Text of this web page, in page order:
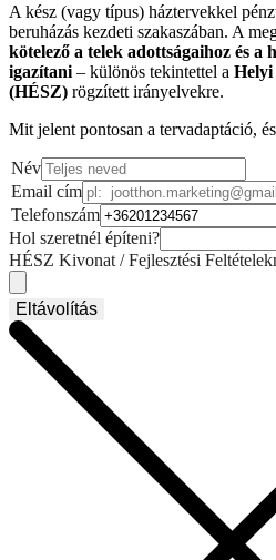
A kész (vagy típus) háztervekkel
beruházás kezdeti szakaszában. A
kötelező a telek adottságaihoz és a
igazítani – különös tekintettel a Helyi
(HÉSZ) rögzített irányelvekre.
Mit jelent pontosan a tervadaptáció,
Név
Email cím
Telefonszám
Hol szeretnél építeni?
HÉSZ Kivonat / Fejlesztési
Eltávolítás